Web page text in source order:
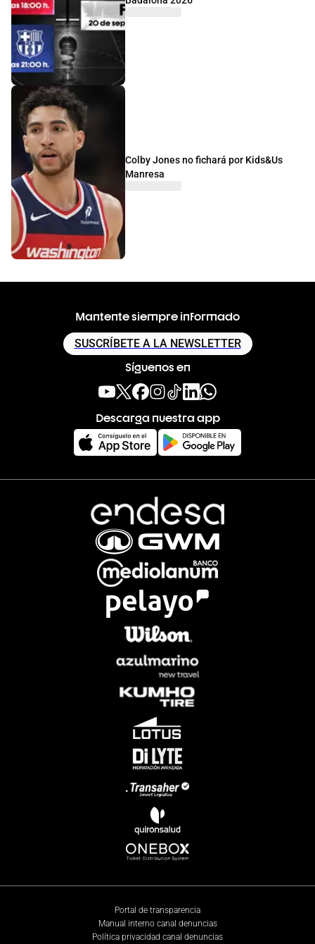
Colby Jones no fichará por Kids&Us
Manresa
Mantente siempre informado
SUSCRÍBETE A LA NEWSLETTER
Síguenos en
Descarga nuestra app
Portal de transparencia
Manual interno canal denuncias
Política privacidad canal denuncias